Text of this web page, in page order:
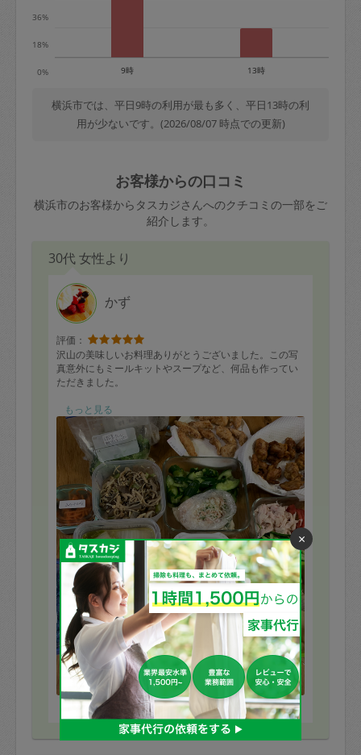
0%
18%
36%
9時 13時
横浜市では、平日9時の利用が最も多く、平日13時の利
用が少ないです。(2026/08/07 時点での更新)
お客様からの口コミ
横浜市のお客様からタスカジさんへのクチコミの一部をご
紹介します。
30代 女性より
かず
評価：
沢山の美味しいお料理ありがとうございました。この写
真意外にもミールキットやスープなど、何品も作ってい
ただきました。
そしてびっくりしたのが、終了時のキッチンがとても綺
麗でした！
とても有り難かったです。
また宜しくお願い致します。
もっと見る
※依頼者の依頼当時の主観的な感想です。
×